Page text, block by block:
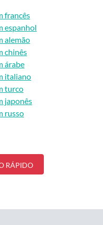
francês
espanhol
alemão
chinês
árabe
italiano
turco
japonês
russo
RÁPIDO